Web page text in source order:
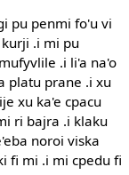
pu penmi fo'u vi
.i mi pu
.i li'a na'o
platu prane .i xu
xu ka'e cpacu
ri bajra .i klaku
noroi viska
fi mi .i mi cpedu fi